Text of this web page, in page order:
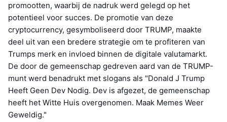
promootten, waarbij de nadruk werd gelegd op het
potentieel voor succes. De promotie van deze
cryptocurrency, gesymboliseerd door TRUMP, maakte
deel uit van een bredere strategie om te profiteren van
Trumps merk en invloed binnen de digitale valutamarkt.
De door de gemeenschap gedreven aard van de TRUMP-
munt werd benadrukt met slogans als "Donald J Trump
Heeft Geen Dev Nodig. Dev is afgezet, de gemeenschap
heeft het Witte Huis overgenomen. Maak Memes Weer
Geweldig."